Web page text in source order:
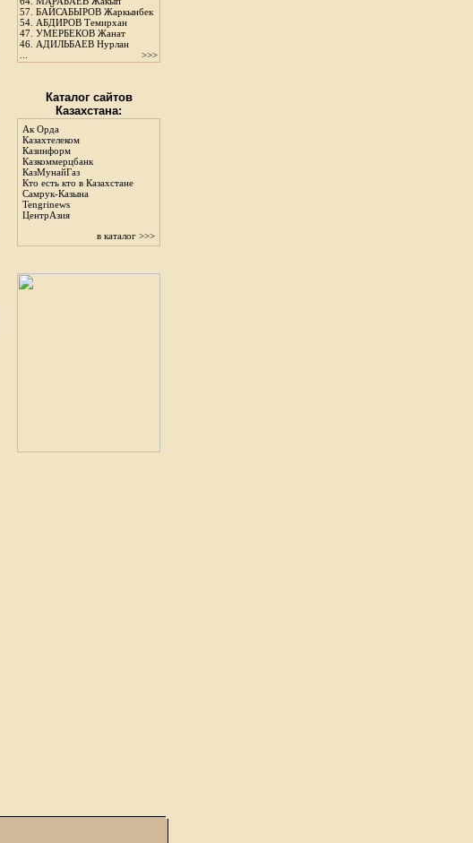
57. БАЙСАБЫРОВ Жаркынбек
54. АБДИРОВ Темирхан
47. УМЕРБЕКОВ Жанат
46. АДИЛЬБАЕВ Нурлан
>>>
Каталог сайтов
Казахстана:
Ак Орда
Казахтелеком
Казинформ
Казкоммерцбанк
КазМунайГаз
Кто есть кто в Казахстане
Самрук-Казына
Tengrinews
ЦентрАзия
в каталог >>>